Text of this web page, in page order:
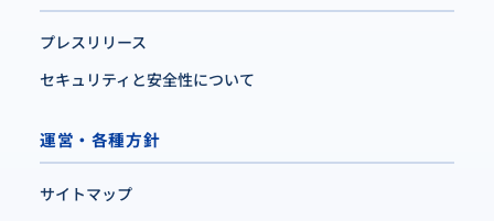
プレスリリース
セキュリティと安全性について
運営・各種方針
サイトマップ